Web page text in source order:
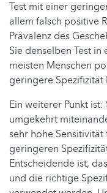
Test mit einer
allem falsch positive
Prävalenz des
Sie denselben Test
meisten Menschen
geringere Spezifizität
Ein weiterer Punkt
umgekehrt
sehr hohe
geringeren
Entscheidende ist,
und die richtige